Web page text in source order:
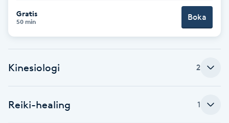
Blowout
Brynformning
Brynfärgning
Gratis
50 min Boka
Kinesiologi 2
Reiki-healing 1